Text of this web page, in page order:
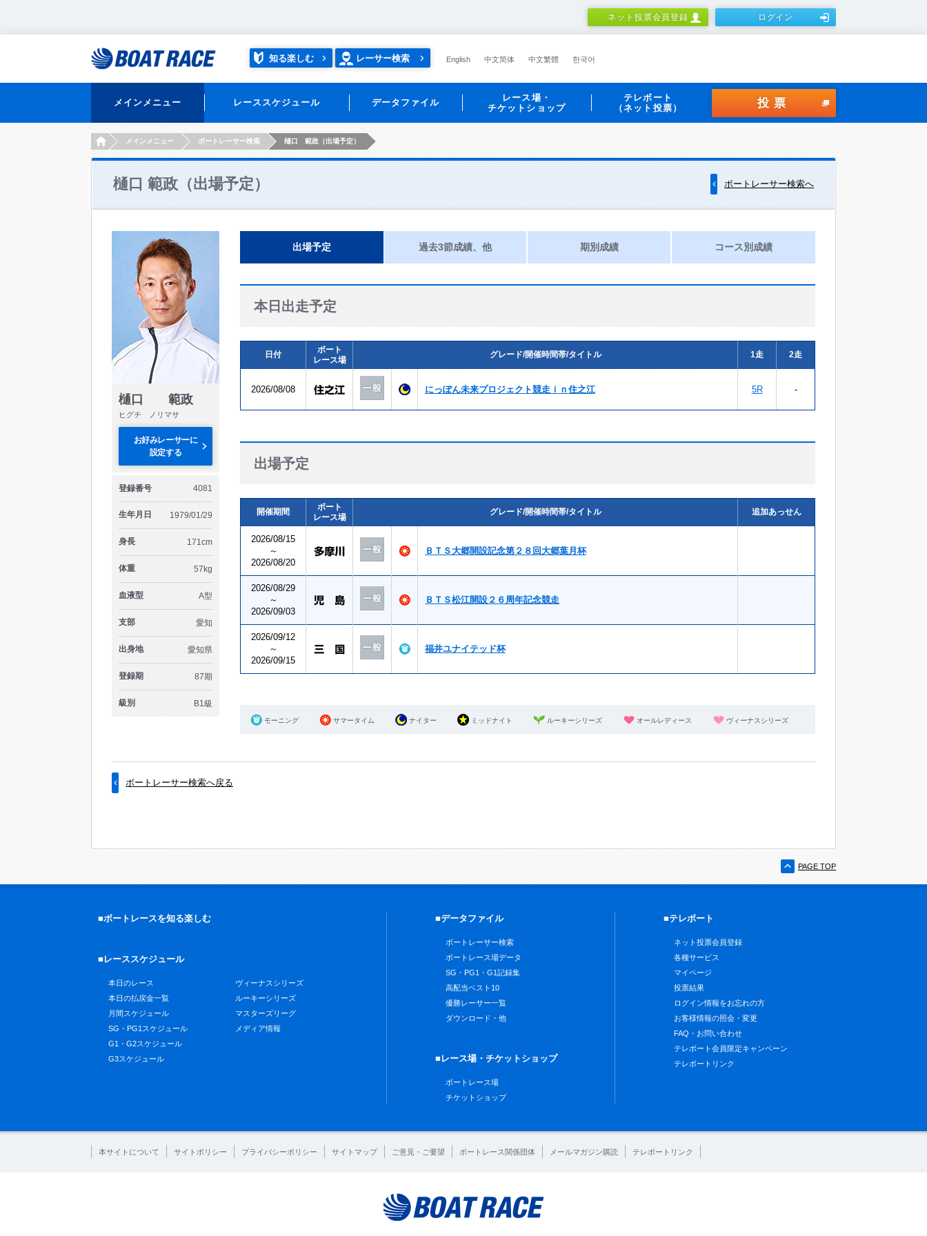
ネット投票会員登録 ログイン
知る楽しむ レーサー検索 English 中文简体 中文繁體 한국어
メインメニュー レーススケジュール データファイル
レース場・
チケットショップ
テレボート
（ネット投票）
投票
HOMEメインメニュー ボートレーサー検索 樋口 範政（出場予定）
樋口 範政（出場予定） ボートレーサー検索へ
樋口 範政
ヒグチ ノリマサ
お好みレーサーに
設定する
登録番号 4081
生年月日 1979/01/29
身長 171cm
体重 57kg
血液型 A型
支部 愛知
出身地 愛知県
登録期 87期
級別 B1級
出場予定 過去3節成績、他 期別成績 コース別成績
本日出走予定
日付
ボート
レース場
グレード/開催時間帯/タイトル 1走 2走
2026/08/08 にっぽん未来プロジェクト競走ｉｎ住之江 5R -
出場予定
開催期間
ボート
レース場
グレード/開催時間帯/タイトル 追加あっせん
2026/08/15
～
2026/08/20
ＢＴＳ大郷開設記念第２８回大郷葉月杯
2026/08/29
～
2026/09/03
ＢＴＳ松江開設２６周年記念競走
2026/09/12
～
2026/09/15
福井ユナイテッド杯
モーニング サマータイム ナイター ミッドナイト ルーキーシリーズ オールレディース ヴィーナスシリーズ
ボートレーサー検索へ戻る
PAGE TOP
■ボートレースを知る楽しむ
■レーススケジュール
本日のレース
本日の払戻金一覧
月間スケジュール
SG・PG1スケジュール
G1・G2スケジュール
G3スケジュール
ヴィーナスシリーズ
ルーキーシリーズ
マスターズリーグ
メディア情報
■データファイル
ボートレーサー検索
ボートレース場データ
SG・PG1・G1記録集
高配当ベスト10
優勝レーサー一覧
ダウンロード・他
■レース場・チケットショップ
ボートレース場
チケットショップ
■テレボート
ネット投票会員登録
各種サービス
マイページ
投票結果
ログイン情報をお忘れの方
お客様情報の照会・変更
FAQ・お問い合わせ
テレボート会員限定キャンペーン
テレボートリンク
本サイトについて サイトポリシー プライバシーポリシー サイトマップ ご意見・ご要望 ボートレース関係団体 メールマガジン購読 テレボートリンク